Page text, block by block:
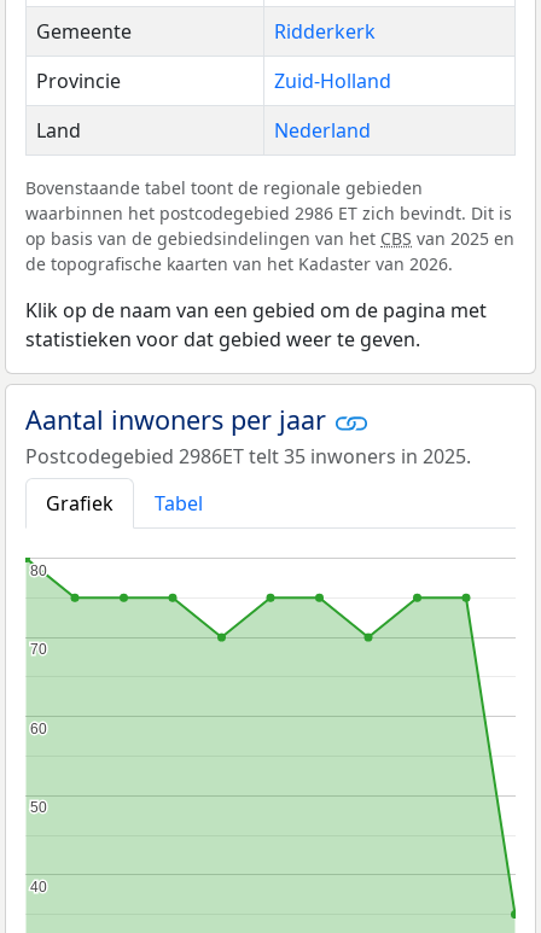
Gemeente
Ridderkerk
Provincie
Zuid-Holland
Land
Nederland
Bovenstaande tabel toont de regionale gebieden
waarbinnen het postcodegebied 2986 ET zich bevindt. Dit is
op basis van de gebiedsindelingen van het CBS van 2025 en
de topografische kaarten van het Kadaster van 2026.
Klik op de naam van een gebied om de pagina met
statistieken voor dat gebied weer te geven.
Aantal inwoners per jaar
Postcodegebied 2986ET telt 35 inwoners in 2025.
Grafiek
Tabel
40
40
50
50
60
60
70
70
80
80